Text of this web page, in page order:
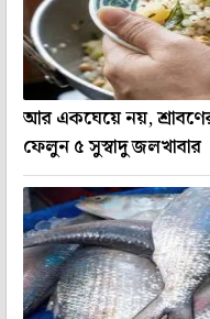
আর একঘেয়ে নয়, শ্রাবণের
ফেলুন ৫ সুস্বাদু জলখাবার